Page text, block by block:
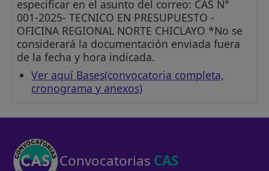
especificar en el asunto del correo: CAS N°
001-2025- TECNICO EN PRESUPUESTO -
OFICINA REGIONAL NORTE CHICLAYO *No se
considerará la documentación enviada fuera
de la fecha y hora indicada.
Ver aquí Bases(convocatoria completa,
cronograma y anexos)
Convocatorias CAS